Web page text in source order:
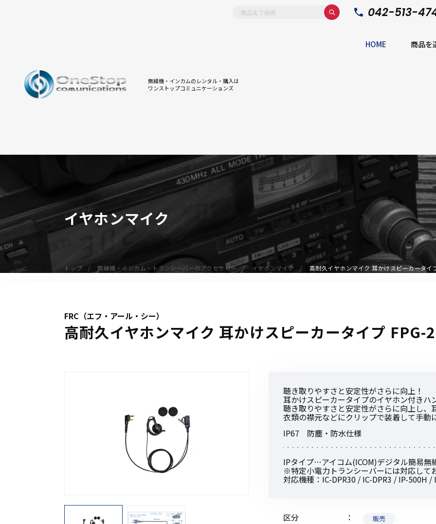
無線機・インカムのレンタル・購入は
ワンストップコミュニケーションズ
042-513-
HOME 商品を
無線機
デジタル無線機（登録局）
デジタル無線機（免許局）
受信機（レシーバー）
アマチュア無線機
オーダーコール
オーダーコール
アクセサリー
イヤホンマイク
スピーカーマイク
イヤホン
ベルトクリップ
無線機収納・運搬ケース
その他アクセサリー
イヤホンマイク
トップ 無線機・インカム・トランシーバーのアクセサリー イヤホンマイク 高耐久イヤホンマイク 耳かけスピーカータイ
FRC（エフ・アール・シー）
高耐久イヤホンマイク 耳かけスピーカータイプ FPG-
聴き取りやすさと安定性がさらに向上！
耳かけスピーカータイプのイヤホン付きハ
聴き取りやすさと安定性がさらに向上し、
衣類の襟元などにクリップで装着して手動
IP67 防塵・防水仕様
IPタイプ…アイコム(ICOM)デジタル簡易無
※特定小電力トランシーバーには対応して
対応機種：IC-DPR30 / IC-DPR3 / IP-500H
区分 販売